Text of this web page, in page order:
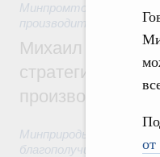
Минпромторг России
производительности
Михаил
Минприроды России
благополучие»